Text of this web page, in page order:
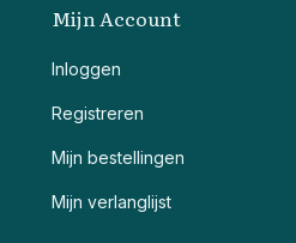
Mijn Account
Inloggen
Registreren
Mijn bestellingen
Mijn verlanglijst